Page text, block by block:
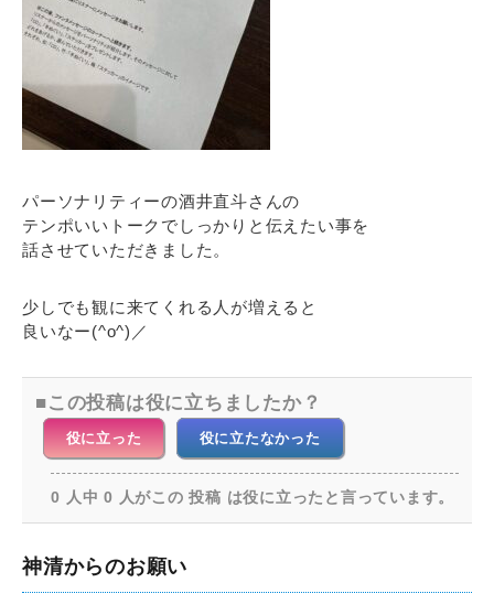
パーソナリティーの酒井直斗さんの
テンポいいトークでしっかりと伝えたい事を
話させていただきました。
少しでも観に来てくれる人が増えると
良いなー(^o^)／
この投稿は役に立ちましたか？
役に立った 役に立たなかった
0 人中 0 人がこの 投稿 は役に立ったと言っています。
神清からのお願い